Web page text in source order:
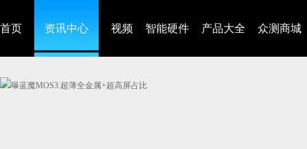
首页 资讯中心 视频 智能硬件 产品大全 众测商城